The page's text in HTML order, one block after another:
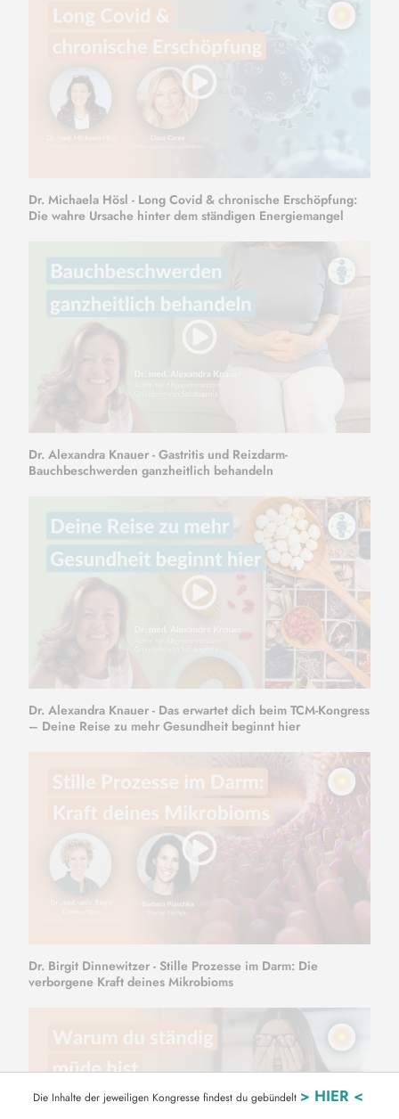
Dr. Michaela Hösl - Long Covid & chronische Erschöpfung:
Die wahre Ursache hinter dem ständigen Energiemangel
Dr. Alexandra Knauer - Gastritis und Reizdarm-
Bauchbeschwerden ganzheitlich behandeln
Dr. Alexandra Knauer - Das erwartet dich beim TCM-Kongress
– Deine Reise zu mehr Gesundheit beginnt hier
Dr. Birgit Dinnewitzer - Stille Prozesse im Darm: Die
verborgene Kraft deines Mikrobioms
Die Inhalte der jeweiligen Kongresse findest du gebündelt > HIER <